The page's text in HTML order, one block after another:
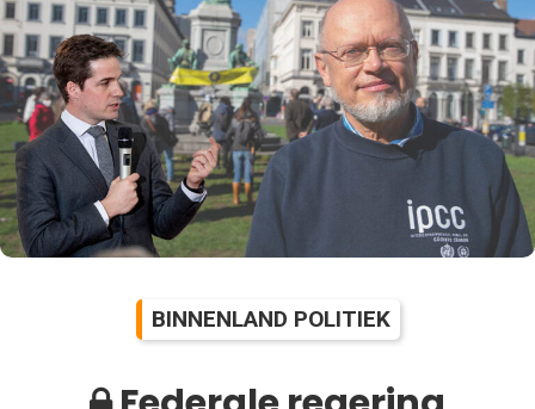
BINNENLAND POLITIEK